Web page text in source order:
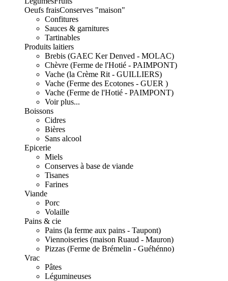
Oeufs fraisConserves "maison"
Confitures
Sauces & garnitures
Tartinables
Produits laitiers
Brebis (GAEC Ker Denved - MOLAC)
Chèvre (Ferme de l'Hotié - PAIMPONT)
Vache (la Crème Rit - GUILLIERS)
Vache (Ferme des Ecotones - GUER )
Vache (Ferme de l'Hotié - PAIMPONT)
Voir plus...
Boissons
Cidres
Bières
Sans alcool
Epicerie
Miels
Conserves à base de viande
Tisanes
Farines
Viande
Porc
Volaille
Pains & cie
Pains (la ferme aux pains - Taupont)
Viennoiseries (maison Ruaud - Mauron)
Pizzas (Ferme de Brémelin - Guéhénno)
Vrac
Pâtes
Légumineuses